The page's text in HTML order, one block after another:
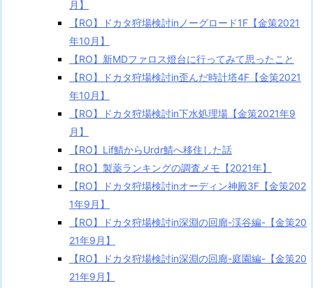
月】
【RO】ドカタ狩場検討inノーグロード1F【金策2021
年10月】
【RO】新MDファロス燈台に行ってみて思ったこと
【RO】ドカタ狩場検討in歪んだ時計塔4F【金策2021
年10月】
【RO】ドカタ狩場検討in下水処理場【金策2021年9
月】
【RO】Lif鯖からUrdr鯖へ移住した話
【RO】製薬ランキングの調査メモ【2021年】
【RO】ドカタ狩場検討inオーディン神殿3F【金策202
1年9月】
【RO】ドカタ狩場検討in深淵の回廊-渓谷編-【金策20
21年9月】
【RO】ドカタ狩場検討in深淵の回廊-庭園編-【金策20
21年9月】